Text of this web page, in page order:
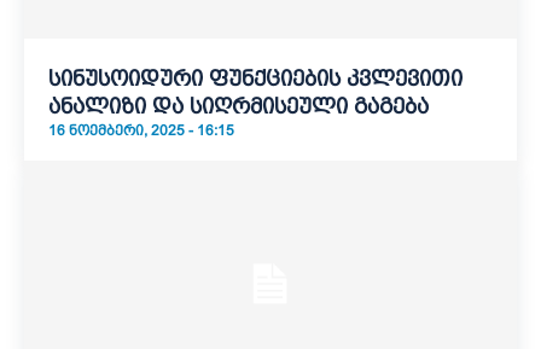
სინუსოიდური ფუნქციების კვლევითი
ანალიზი და სიღრმისეული გაგება
16 ᲜᲝᲔᲛᲑᲔᲠᲘ, 2025 - 16:15